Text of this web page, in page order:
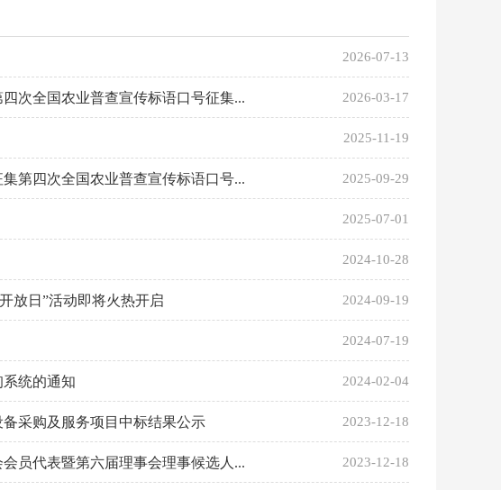
2026-07-13
次全国农业普查宣传标语口号征集... 2026-03-17
2025-11-19
第四次全国农业普查宣传标语口号... 2025-09-29
2025-07-01
2024-10-28
放日”活动即将火热开启 2024-09-19
2024-07-19
统的通知 2024-02-04
采购及服务项目中标结果公示 2023-12-18
员代表暨第六届理事会理事候选人... 2023-12-18